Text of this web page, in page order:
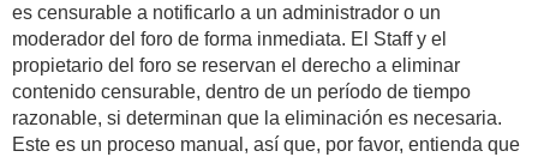
es censurable a notificarlo a un administrador o un
moderador del foro de forma inmediata. El Staff y el
propietario del foro se reservan el derecho a eliminar
contenido censurable, dentro de un período de tiempo
razonable, si determinan que la eliminación es necesaria.
Este es un proceso manual, así que, por favor, entienda que